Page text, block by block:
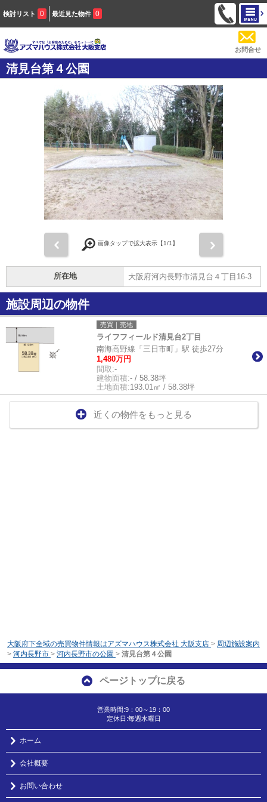
検討リスト 0 最近見た物件 0
お問合せ
清見台第４公園
画像タップで拡大表示【1/1】
所在地 大阪府河内長野市清見台４丁目16-3
施設周辺の物件
売買｜売地
ライフフィールド清見台2丁目
南海高野線「三日市町」駅 徒歩27分
1,480万円
間取:-
建物面積:- / 58.38坪
土地面積:193.01㎡ / 58.38坪
近くの物件をもっと見る
大阪府下全域の売買物件情報はアズマハウス株式会社 大阪支店 > 周辺施設案内
> 河内長野市 > 河内長野市の公園 > 清見台第４公園
ページトップに戻る
営業時間:9：00～19：00
定休日:毎週水曜日
ホーム
会社概要
お問い合わせ